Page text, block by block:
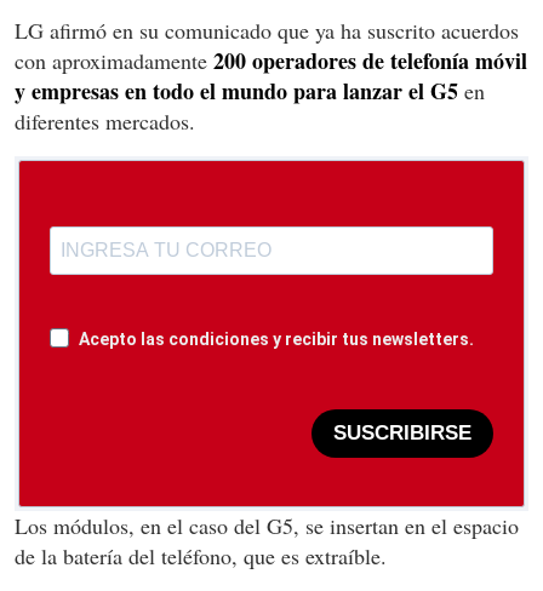
LG afirmó en su comunicado que ya ha suscrito acuerdos
con aproximadamente 200 operadores de telefonía móvil
y empresas en todo el mundo para lanzar el G5 en
diferentes mercados.
Acepto las condiciones y recibir tus newsletters.
SUSCRIBIRSE
Los módulos, en el caso del G5, se insertan en el espacio
de la batería del teléfono, que es extraíble.